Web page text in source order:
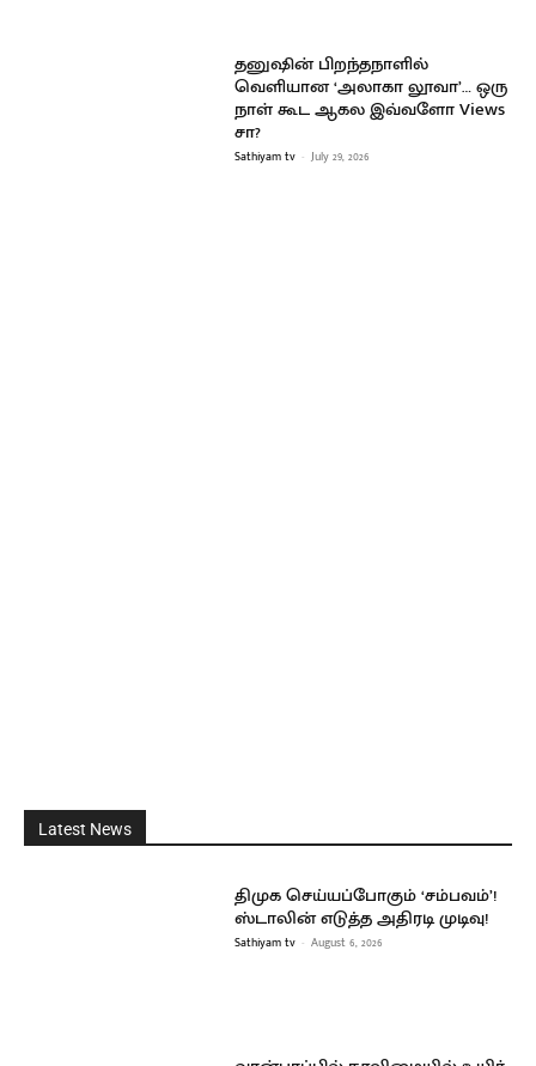
தனுஷின் பிறந்தநாளில்
வெளியான ‘அலாகா லூவா’… ஒரு
நாள் கூட ஆகல இவ்வளோ Views
சா?
Sathiyam tv - July 29, 2026
Latest News
திமுக செய்யப்போகும் ‘சம்பவம்’!
ஸ்டாலின் எடுத்த அதிரடி முடிவு!
Sathiyam tv - August 6, 2026